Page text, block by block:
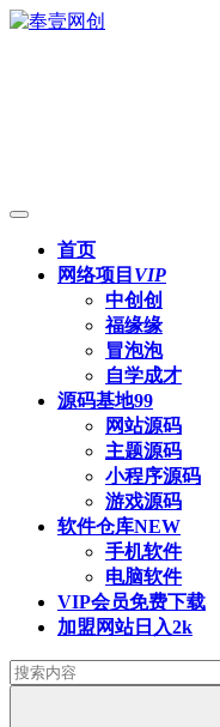
首页
网络项目 VIP
中创创
福缘缘
冒泡泡
自学成才
源码基地99
网站源码
主题源码
小程序源码
游戏源码
软件仓库NEW
手机软件
电脑软件
VIP会员免费下载
加盟网站日入2k